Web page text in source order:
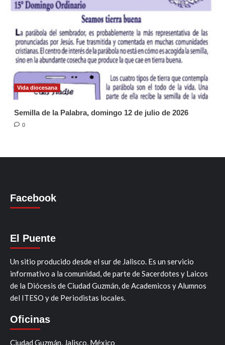
Vida diocesana
Semilla de la Palabra, domingo 12 de julio de 2026
0
Facebook
El Puente
Un sitio producido desde el sur de Jalisco. Es un servicio
informativo a la comunidad, de parte de Sacerdotes y Laicos
de la Diócesis de Ciudad Guzmán, de Academicos y Alumnos
del ITESO y de Periodistas locales.
Oficinas
Ciudad Guzmán, Jalisco, México